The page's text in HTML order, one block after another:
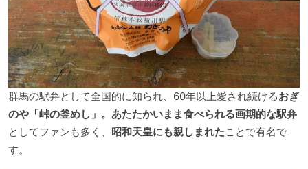
群馬の駅弁として全国的に知られ、60年以上愛され続けるおぎ
のや「峠の釜めし」。あたたかいまま食べられる画期的な駅弁
としてファンも多く、 昭和天皇にも親しまれたことで有名で
す。